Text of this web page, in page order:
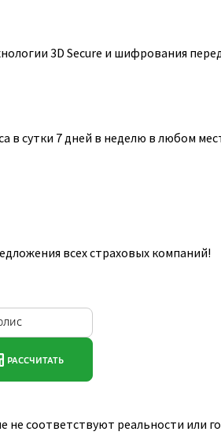
3D Secure и шифрования
сутки 7 дней в неделю в любом
всех страховых компаний!
соответствуют реальности или